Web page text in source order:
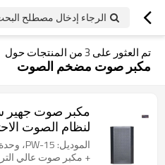
الرجاء إدخال مصطلح
تم العثور على 3من المنتجات حول
مكبر صوت مضخم الصوت
لنظام الصوت
احترافي بالجملة
+ مكبر صوت عالي التردد 1.75 بوصة